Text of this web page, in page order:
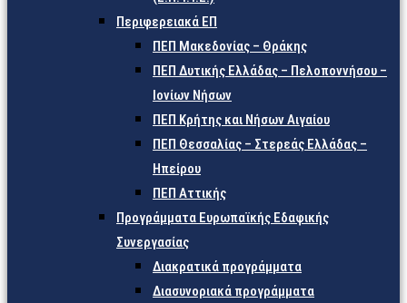
Περιφερειακά ΕΠ
ΠΕΠ Μακεδονίας – Θράκης
ΠΕΠ Δυτικής Ελλάδας – Πελοποννήσου –
Ιονίων Νήσων
ΠΕΠ Κρήτης και Νήσων Αιγαίου
ΠΕΠ Θεσσαλίας – Στερεάς Ελλάδας –
Ηπείρου
ΠΕΠ Αττικής
Προγράμματα Ευρωπαϊκής Εδαφικής
Συνεργασίας
Διακρατικά προγράμματα
Διασυνοριακά προγράμματα